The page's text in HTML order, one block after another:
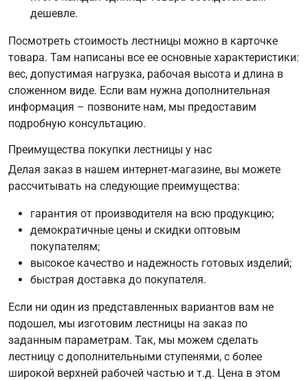
дешевле.
Посмотреть стоимость лестницы можно в карточке
товара. Там написаны все ее основные характеристики:
вес, допустимая нагрузка, рабочая высота и длина в
сложенном виде. Если вам нужна дополнительная
информация – позвоните нам, мы предоставим
подробную консультацию.
Преимущества покупки лестницы у нас
Делая заказ в нашем интернет-магазине, вы можете
рассчитывать на следующие преимущества:
гарантия от производителя на всю продукцию;
демократичные цены и скидки оптовым
покупателям;
высокое качество и надежность готовых изделий;
быстрая доставка до покупателя.
Если ни один из представленных вариантов вам не
подошел, мы изготовим лестницы на заказ по
заданным параметрам. Так, мы можем сделать
лестницу с дополнительными ступенями, с более
широкой верхней рабочей частью и т.д. Цена в этом